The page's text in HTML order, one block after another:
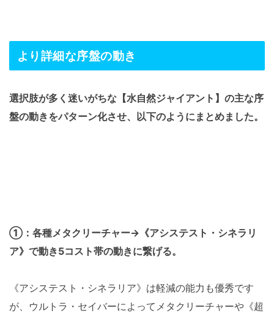
より詳細な序盤の動き
選択肢が多く迷いがちな【水自然ジャイアント】の主な序
盤の動きをパターン化させ、以下のようにまとめました。
①：各種メタクリーチャー→《アシステスト・シネラリ
ア》で動き5コスト帯の動きに繋げる。
《アシステスト・シネラリア》は軽減の能力も優秀です
が、ウルトラ・セイバーによってメタクリーチャーや《超